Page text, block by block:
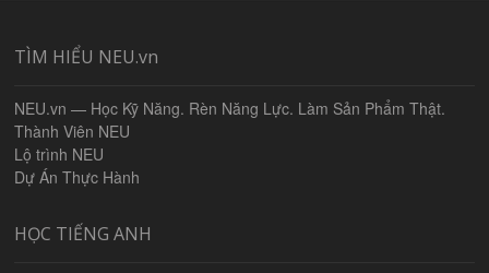
TÌM HIỂU NEU.vn
NEU.vn — Học Kỹ Năng. Rèn Năng Lực. Làm Sản Phẩm Thật.
Thành Viên NEU
Lộ trình NEU
Dự Án Thực Hành
HỌC TIẾNG ANH